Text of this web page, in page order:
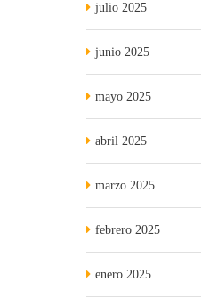
julio 2025
junio 2025
mayo 2025
abril 2025
marzo 2025
febrero 2025
enero 2025